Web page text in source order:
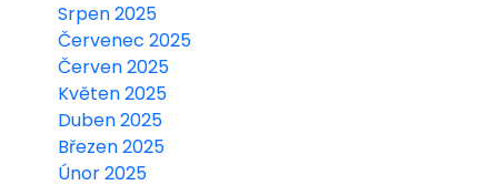
Srpen 2025
Červenec 2025
Červen 2025
Květen 2025
Duben 2025
Březen 2025
Únor 2025